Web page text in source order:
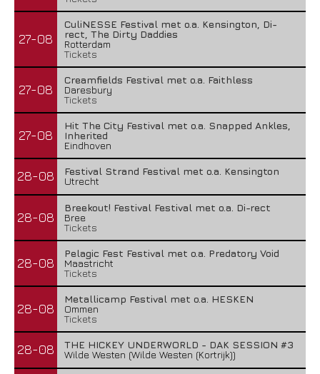
27-08
CuliNESSE Festival met o.a. Kensington, Di-
rect, The Dirty Daddies
Rotterdam
Tickets
27-08
Creamfields Festival met o.a. Faithless
Daresbury
Tickets
27-08
Hit The City Festival met o.a. Snapped Ankles,
Inherited
Eindhoven
28-08
Festival Strand Festival met o.a. Kensington
Utrecht
28-08
Breekout! Festival Festival met o.a. Di-rect
Bree
Tickets
28-08
Pelagic Fest Festival met o.a. Predatory Void
Maastricht
Tickets
28-08
Metallicamp Festival met o.a. HESKEN
Ommen
Tickets
28-08
THE HICKEY UNDERWORLD - DAK SESSION #3
Wilde Westen (Wilde Westen (Kortrijk))